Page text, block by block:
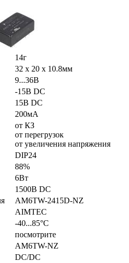
14г
32 x 20 x 10.8мм
9...36В
-15В DC
15В DC
200мА
от КЗ
от перегрузок
от увеличения напряжения
DIP24
88%
6Вт
1500В DC
AM6TW-2415D-NZ
AIMTEC
-40...85°C
посмотрите
AM6TW-NZ
DC/DC